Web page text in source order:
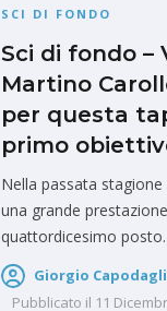
SCI DI FONDO
Sci di fondo –
Martino
per questa
primo
Nella passata
una grande
quattordicesimo
Giorgio
Pubblicato il 11